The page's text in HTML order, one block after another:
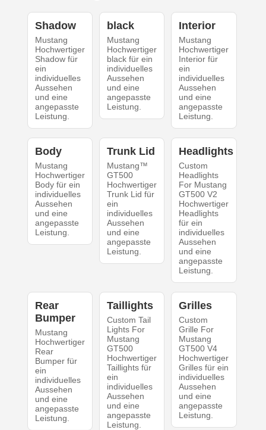
Shadow
Mustang
Hochwertiger
Shadow für
ein
individuelles
Aussehen
und eine
angepasste
Leistung.
black
Mustang
Hochwertiger
black für ein
individuelles
Aussehen
und eine
angepasste
Leistung.
Interior
Mustang
Hochwertiger
Interior für
ein
individuelles
Aussehen
und eine
angepasste
Leistung.
Body
Mustang
Hochwertiger
Body für ein
individuelles
Aussehen
und eine
angepasste
Leistung.
Trunk Lid
Mustang™
GT500
Hochwertiger
Trunk Lid für
ein
individuelles
Aussehen
und eine
angepasste
Leistung.
Headlights
Custom
Headlights
For Mustang
GT500 V2
Hochwertiger
Headlights
für ein
individuelles
Aussehen
und eine
angepasste
Leistung.
Rear
Bumper
Mustang
Hochwertiger
Rear
Bumper für
ein
individuelles
Aussehen
und eine
angepasste
Leistung.
Taillights
Custom Tail
Lights For
Mustang
GT500
Hochwertiger
Taillights für
ein
individuelles
Aussehen
und eine
angepasste
Leistung.
Grilles
Custom
Grille For
Mustang
GT500 V4
Hochwertiger
Grilles für ein
individuelles
Aussehen
und eine
angepasste
Leistung.